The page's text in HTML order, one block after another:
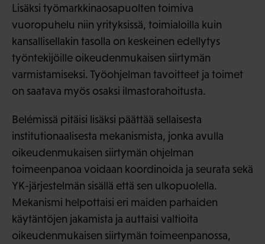
Lisäksi työmarkkinaosapuolten toimiva
vuoropuhelu niin yrityksissä, toimialoilla kuin
kansallisellakin tasolla on keskeinen edellytys
työntekijöille oikeudenmukaisen siirtymän
varmistamiseksi. Työohjelman tavoitteet ja toimet
on saatava myös osaksi ilmastorahoitusta.
Belémissä pitäisi lisäksi päättää sellaisesta
institutionaalisesta mekanismista, jonka avulla
oikeudenmukaisen siirtymän ohjelman
toimeenpanoa voidaan koordinoida ja seurata sekä
YK-järjestelmän sisällä että sen ulkopuolella.
Mekanismi helpottaisi eri maiden parhaiden
käytäntöjen jakamista ja auttaisi valtioita
oikeudenmukaisen siirtymän toimeenpanossa,